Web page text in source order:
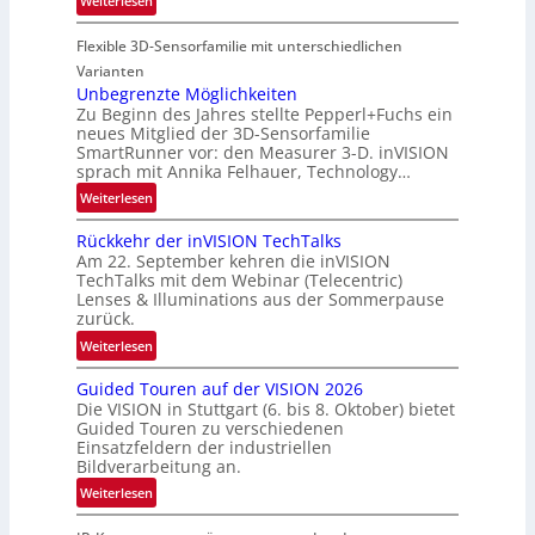
u
f
t
-
u
n
d
R
a
u
m
f
a
h
r
t
t
e
c
h
n
i
k
e
n
P
a
t
n
e
r
s
c
h
a
f
t
i
s
c
h
e
n
4
K
Flexible 3D-Sensorfamilie mit unterschiedlichen
Varianten
Unbegrenzte Möglichkeiten
Zu Beginn des Jahres stellte Pepperl+Fuchs ein
neues Mitglied der 3D-Sensorfamilie
SmartRunner vor: den Measurer 3-D. inVISION
sprach mit Annika Felhauer, Technology…
Weiterlesen:
U
n
b
e
g
r
e
z
t
e
M
ö
g
Rückkehr der inVISION TechTalks
Am 22. September kehren die inVISION
TechTalks mit dem Webinar (Telecentric)
Lenses & Illuminations aus der Sommerpause
zurück.
Weiterlesen:
R
ü
c
k
k
e
h
Guided Touren auf der VISION 2026
Die VISION in Stuttgart (6. bis 8. Oktober) bietet
Guided Touren zu verschiedenen
Einsatzfeldern der industriellen
Bildverarbeitung an.
Weiterlesen:
G